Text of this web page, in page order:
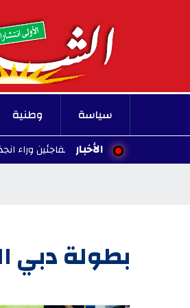
سياسة وطنية
الأخبار
تكشف عاملين مفاجئين وراء انجذاب
بطولة دبي